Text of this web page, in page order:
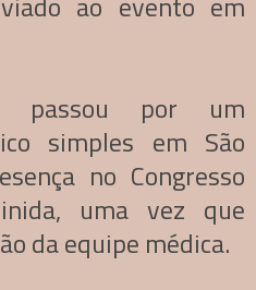
passou por um
simples em São
no Congresso
uma vez que
da equipe médica.